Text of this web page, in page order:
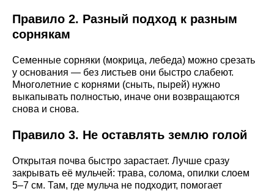
Правило 2. Разный подход к разным
сорнякам
Семенные сорняки (мокрица, лебеда) можно срезать
у основания — без листьев они быстро слабеют.
Многолетние с корнями (сныть, пырей) нужно
выкапывать полностью, иначе они возвращаются
снова и снова.
Правило 3. Не оставлять землю голой
Открытая почва быстро зарастает. Лучше сразу
закрывать её мульчей: трава, солома, опилки слоем
5–7 см. Там, где мульча не подходит, помогает